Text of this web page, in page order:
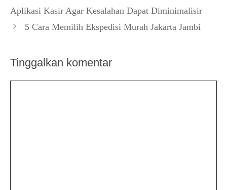
Aplikasi Kasir Agar Kesalahan Dapat Diminimalisir
5 Cara Memilih Ekspedisi Murah Jakarta Jambi
Tinggalkan komentar